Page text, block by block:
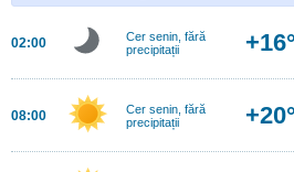
02:00
Cer senin, fără
precipitații
+16°
08:00
Cer senin, fără
precipitații
+20°